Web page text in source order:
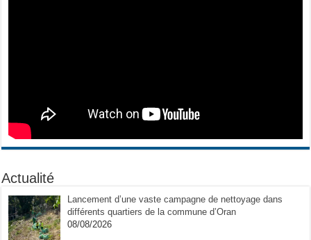
Actualité
Lancement d’une vaste campagne de nettoyage dans
différents quartiers de la commune d’Oran
08/08/2026